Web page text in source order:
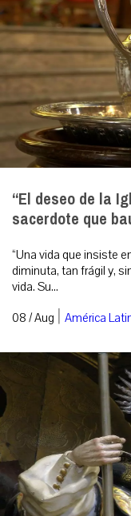
“El deseo de la
sacerdote que
“Una vida que insiste
diminuta, tan frágil y,
vida. Su...
08 / Aug | América